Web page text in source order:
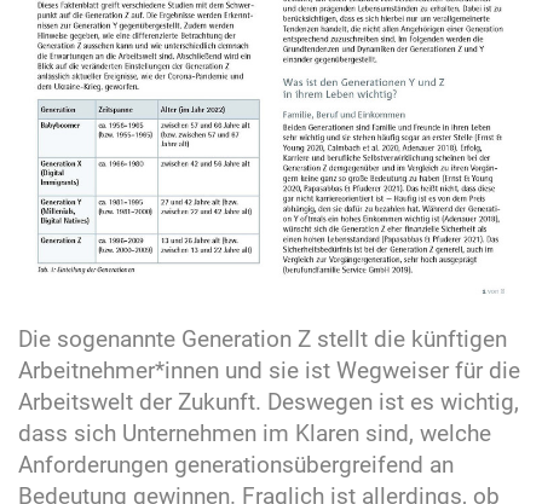
Die sogenannte Generation Z stellt die künftigen
Arbeitnehmer*innen und sie ist Wegweiser für die
Arbeitswelt der Zukunft. Deswegen ist es wichtig,
dass sich Unternehmen im Klaren sind, welche
Anforderungen generationsübergreifend an
Bedeutung gewinnen. Fraglich ist allerdings, ob